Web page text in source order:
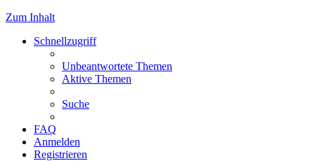
Zum Inhalt
Schnellzugriff
Unbeantwortete Themen
Aktive Themen
Suche
FAQ
Anmelden
Registrieren